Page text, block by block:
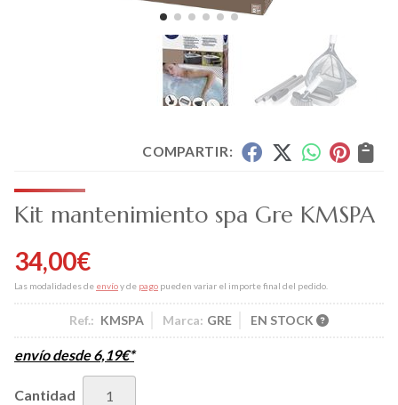
COMPARTIR:
Kit mantenimiento spa Gre KMSPA
34,00€
Las modalidades de envíoy de pago pueden variar el importe final del pedido.
Ref.: KMSPA Marca: GRE EN STOCK
envío desde6,19€*
Cantidad